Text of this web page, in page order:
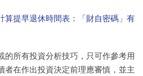
算提早退休時間表：「財自密碼」有
的所有投資分析技巧，只可作參考用
者在作出投資決定前理應審慎，並主